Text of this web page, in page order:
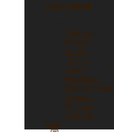
Gioielli firmati
Vedi tutti
Bulgari
Cartier
Tiffany
Gucci
Pomellato
Pasquale Bruni
Damiani
Re Carlo
Vedi tutti
Sold